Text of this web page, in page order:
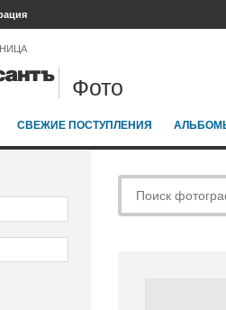
Фото
СВЕЖИЕ ПОСТУПЛЕНИЯ